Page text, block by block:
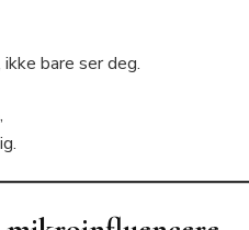
ikke bare ser deg.